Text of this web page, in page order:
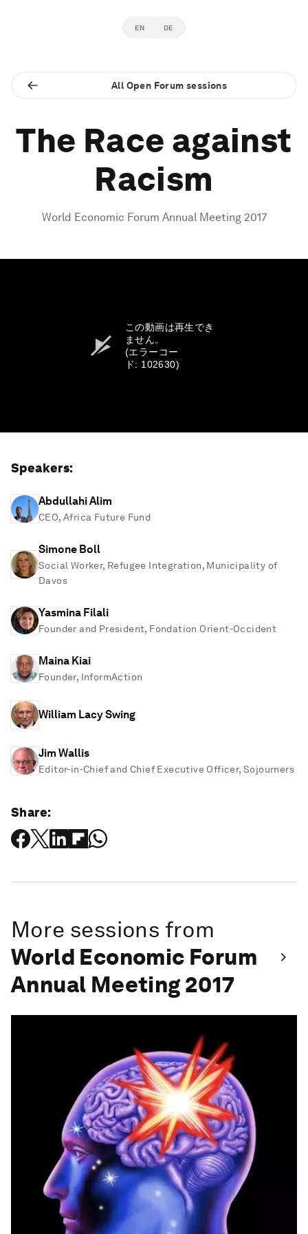
EN DE
All Open Forum sessions
The Race against
Racism
World Economic Forum Annual Meeting 2017
この動画は再生でき
ません。
(エラーコー
ド: 102630)
Speakers:
Abdullahi Alim
CEO, Africa Future Fund
Simone Boll
Social Worker, Refugee Integration, Municipality of
Davos
Yasmina Filali
Founder and President, Fondation Orient-Occident
Maina Kiai
Founder, InformAction
William Lacy Swing
Jim Wallis
Editor-in-Chief and Chief Executive Officer, Sojourners
Share:
More sessions from
World Economic Forum
Annual Meeting 2017